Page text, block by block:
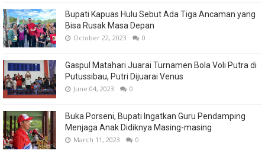
Bupati Kapuas Hulu Sebut Ada Tiga Ancaman yang
Bisa Rusak Masa Depan
October 22, 2023 0
Gaspul Matahari Juarai Turnamen Bola Voli Putra di
Putussibau, Putri Dijuarai Venus
June 04, 2023 0
Buka Porseni, Bupati Ingatkan Guru Pendamping
Menjaga Anak Didiknya Masing-masing
March 11, 2023 0